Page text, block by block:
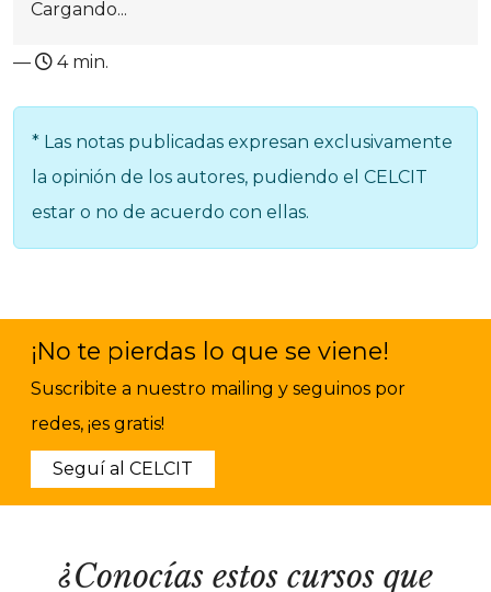
Cargando...
— 4 min.
* Las notas publicadas expresan exclusivamente
la opinión de los autores, pudiendo el CELCIT
estar o no de acuerdo con ellas.
¡No te pierdas lo que se viene!
Suscribite a nuestro mailing y seguinos por
redes, ¡es gratis!
Seguí al CELCIT
¿Conocías estos cursos que